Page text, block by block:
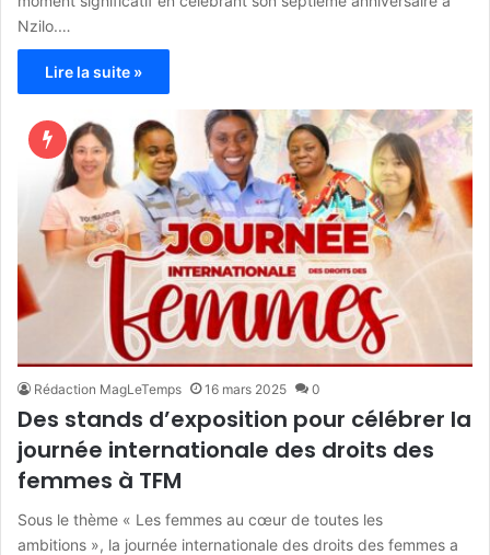
Nzilo.…
Lire la suite »
Rédaction MagLeTemps 16 mars 2025 0
Des stands d’exposition pour célébrer la
journée internationale des droits des
femmes à TFM
Sous le thème « Les femmes au cœur de toutes les
ambitions », la journée internationale des droits des femmes a